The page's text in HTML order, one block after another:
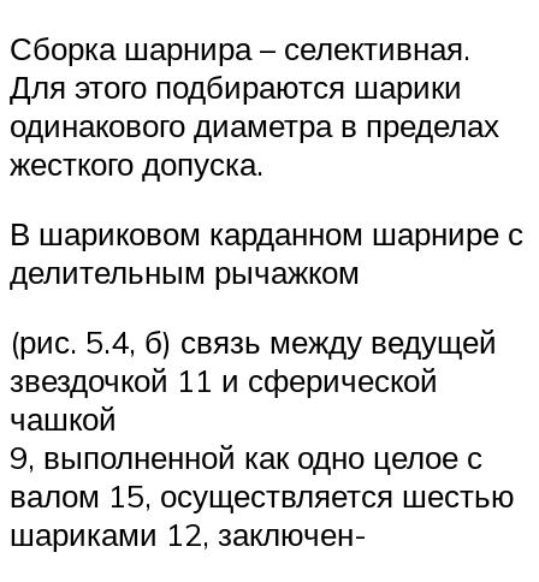
Сборка шарнира – селективная.
Для этого подбираются шарики
одинакового диаметра в пределах
жесткого допуска.
В шариковом карданном шарнире с
делительным рычажком
(рис. 5.4, б) связь между ведущей
звездочкой 11 и сферической
чашкой
9, выполненной как одно целое с
валом 15, осуществляется шестью
шариками 12, заключен-